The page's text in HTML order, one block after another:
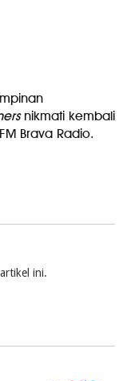
nikmati kembali
Brava Radio.
ini.